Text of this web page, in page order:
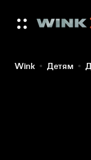
Wink Детям